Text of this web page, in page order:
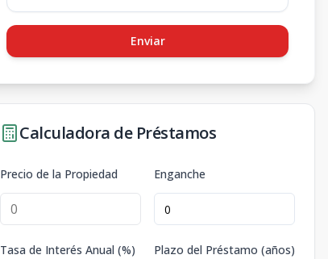
Enviar
Calculadora de Préstamos
Precio de la Propiedad Enganche
Tasa de Interés Anual (%) Plazo del Préstamo (años)